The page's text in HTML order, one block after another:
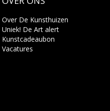
Over De Kunsthuizen
Uniek! De Art alert
Kunstcadeaubon
Vacatures